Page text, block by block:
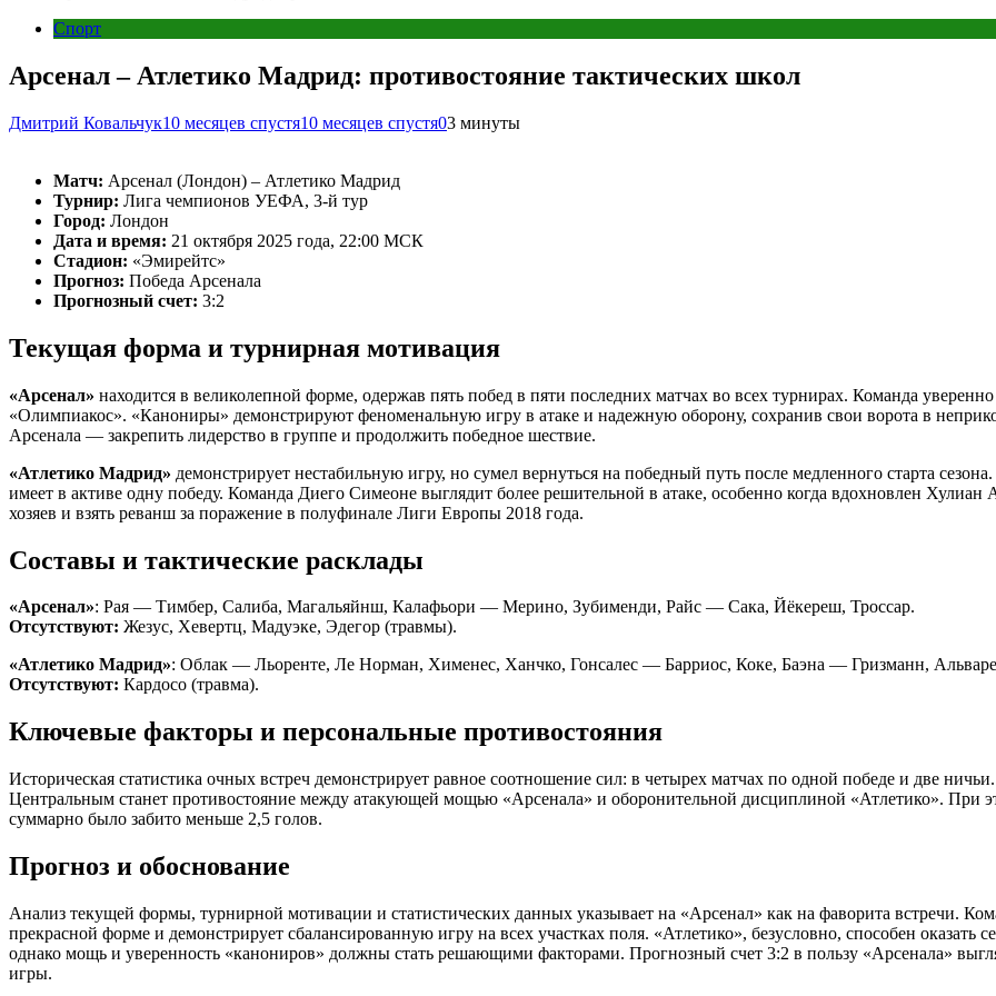
Спорт
Арсенал – Атлетико Мадрид: противостояние тактических школ
Дмитрий Ковальчук10 месяцев спустя10 месяцев спустя03 минуты
Матч: Арсенал (Лондон) – Атлетико Мадрид
Турнир: Лига чемпионов УЕФА, 3-й тур
Город: Лондон
Дата и время: 21 октября 2025 года, 22:00 МСК
Стадион: «Эмирейтс»
Прогноз: Победа Арсенала
Прогнозный счет: 3:2
Текущая форма и турнирная мотивация
«Арсенал» находится в великолепной форме, одержав пять побед в пяти последних матчах во всех турнирах. Команда
«Олимпиакос». «Канониры» демонстрируют феноменальную игру в атаке и надежную оборону, сохранив свои ворота в
Арсенала — закрепить лидерство в группе и продолжить победное шествие.
«Атлетико Мадрид» демонстрирует нестабильную игру, но сумел вернуться на победный путь после медленного старта
имеет в активе одну победу. Команда Диего Симеоне выглядит более решительной в атаке, особенно когда вдохновлен
хозяев и взять реванш за поражение в полуфинале Лиги Европы 2018 года.
Составы и тактические расклады
«Арсенал»: Рая — Тимбер, Салиба, Магальяйнш, Калафьори — Мерино, Зубименди, Райс — Сака, Йёкереш, Троссар.
Отсутствуют: Жезус, Хевертц, Мадуэке, Эдегор (травмы).
«Атлетико Мадрид»: Облак — Льоренте, Ле Норман, Хименес, Ханчко, Гонсалес — Барриос, Коке, Баэна — Гризманн,
Отсутствуют: Кардосо (травма).
Ключевые факторы и персональные противостояния
Историческая статистика очных встреч демонстрирует равное соотношение сил: в четырех матчах по одной победе и две
Центральным станет противостояние между атакующей мощью «Арсенала» и оборонительной дисциплиной «Атлетико». При
суммарно было забито меньше 2,5 голов.
Прогноз и обоснование
Анализ текущей формы, турнирной мотивации и статистических данных указывает на «Арсенал» как на фаворита встречи.
прекрасной форме и демонстрирует сбалансированную игру на всех участках поля. «Атлетико», безусловно, способен оказать
однако мощь и уверенность «канониров» должны стать решающими факторами. Прогнозный счет 3:2 в пользу «Арсенала»
игры.